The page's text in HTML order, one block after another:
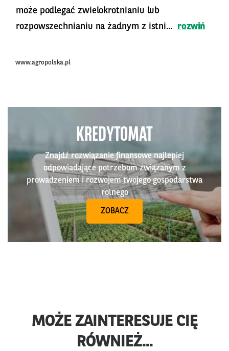
może podlegać zwielokrotnianiu lub
rozpowszechnianiu na żadnym z istni...
rozwiń
www.agropolska.pl
KREDYTOMAT
Znajdź rozwiązanie finansowe najlepiej
odpowiadające potrzebom związanym z
prowadzeniem i rozwojem twojego gospodarstwa
rolnego
ZOBACZ
MOŻE ZAINTERESUJE CIĘ
RÓWNIEŻ...